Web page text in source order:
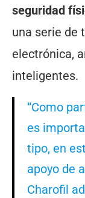
seguridad
una serie de
electrónica,
inteligentes.
“Como
es
tipo, en
apoyo de
Charofil